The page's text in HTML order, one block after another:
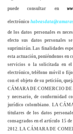
puede consultar en
electrónico
de los datos personales es
efecto sus datos personales
suprimirán. Las finalidades
esta actuación, poniéndonos en
servicios o la solicitada en el
electrónico, teléfono móvil o
con el objeto de su petición,
CÁMARA DE COMERCIO DE
y necesario, de conformidad
jurídico colombiano. LA
titulares de los datos
consagrados en el artículo 15
2012.LA CÁMARA DE